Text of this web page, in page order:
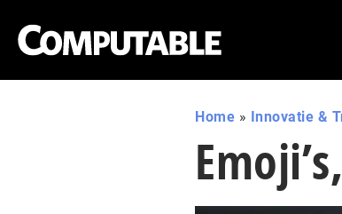
Home » Innovatie &